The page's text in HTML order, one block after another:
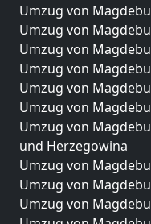
Umzug von
Umzug von
Umzug von
Umzug von
Umzug von
Umzug von
Umzug von
und Herzegowina
Umzug von
Umzug von
Umzug von